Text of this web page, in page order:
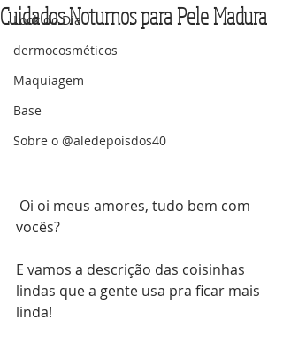
Look do Dia
dermocosméticos
Maquiagem
Base
Sobre o @aledepoisdos40
Cuidados Noturnos para Pele Madura
vocês?
E vamos a descrição das coisinhas
lindas que a gente usa pra ficar mais
linda!